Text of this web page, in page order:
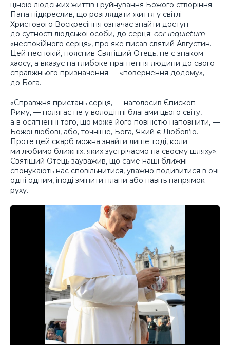
ціною людських життів і руйнування Божого створіння.
Папа підкреслив, що розглядати життя у світлі
Христового Воскресіння означає знайти доступ
до сутності людської особи, до серця: cor inquietum —
«неспокійного серця», про яке писав святий Августин.
Цей неспокій, пояснив Святіший Отець, не є знаком
хаосу, а вказує на глибоке прагнення людини до свого
справжнього призначення — «повернення додому»,
до Бога.
«Справжня пристань серця, — наголосив Єпископ
Риму, — полягає не у володінні благами цього світу,
а в осягненні того, що може його повністю наповнити, —
Божої любові, або, точніше, Бога, Який є Любов’ю.
Проте цей скарб можна знайти лише тоді, коли
ми любимо ближніх, яких зустрічаємо на своєму шляху».
Святіший Отець зауважив, що саме наші ближні
спонукають нас сповільнитися, уважно подивитися в очі
одні одним, іноді змінити плани або навіть напрямок
руху.